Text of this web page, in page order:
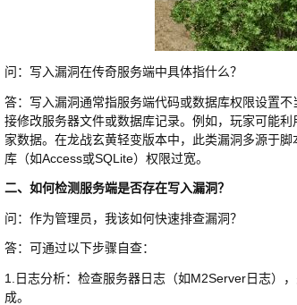
问：写入漏洞在传奇服务端中具体指什么？
答：写入漏洞通常指服务端代码或数据库权限设置
接修改服务器文件或数据库记录。例如，玩家可能
家数据。在龙战玄黄轻变版本中，此类漏洞多源于
库（如Access或SQLite）权限过宽。
二、如何检测服务端是否存在写入漏洞？
问：作为管理员，我该如何快速排查漏洞？
答：可通过以下步骤自查：
1.日志分析：检查服务器日志（如M2Server日志）
成。